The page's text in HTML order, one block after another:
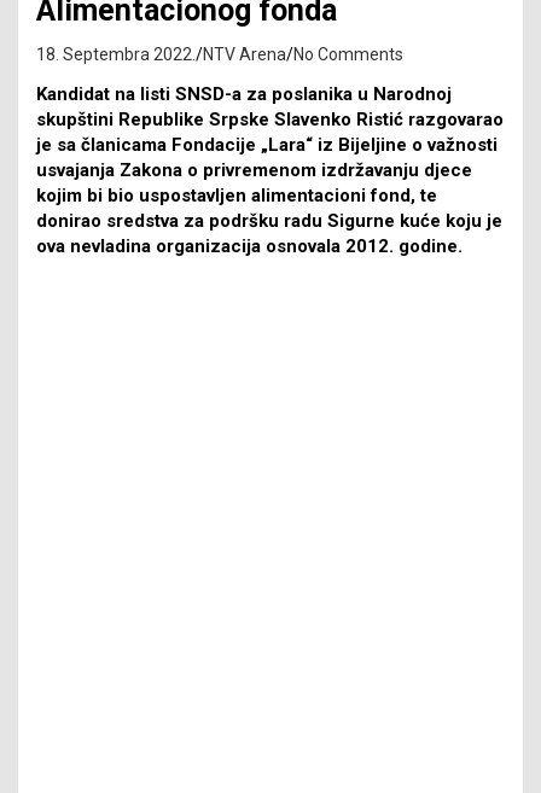
Alimentacionog fonda
18. Septembra 2022. NTV Arena No Comments
Kandidat na listi SNSD-a za poslanika u Narodnoj
skupštini Republike Srpske Slavenko Ristić razgovarao
je sa članicama Fondacije „Lara“ iz Bijeljine o važnosti
usvajanja Zakona o privremenom izdržavanju djece
kojim bi bio uspostavljen alimentacioni fond, te
donirao sredstva za podršku radu Sigurne kuće koju je
ova nevladina organizacija osnovala 2012. godine.